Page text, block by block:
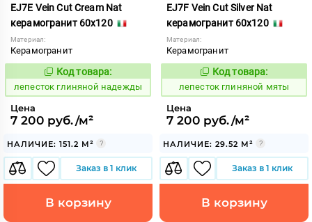
EJ7E Vein Cut Cream Nat
керамогранит 60x120
Материал:
Керамогранит
861557
Код товара:
лепесток глиняной надежды
Цена
7 200 руб./м²
НАЛИЧИЕ: 151.2 М²
Заказ в 1 клик
В корзину
EJ7F Vein Cut Silver Nat
керамогранит 60x120
Материал:
Керамогранит
861556
Код товара:
лепесток глиняной мяты
Цена
7 200 руб./м²
НАЛИЧИЕ: 29.52 М²
Заказ в 1 клик
В корзину